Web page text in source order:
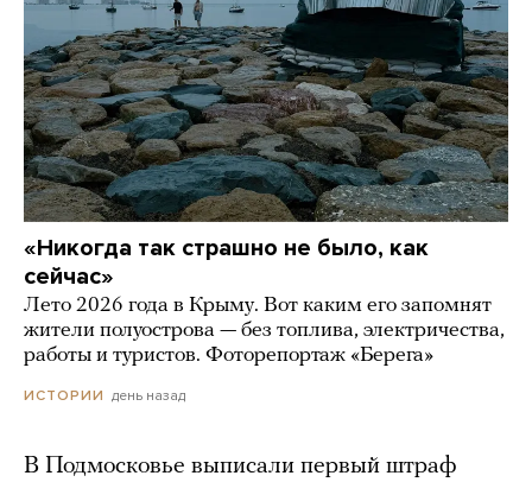
«Никогда так страшно не было, как
сейчас»
Лето 2026 года в Крыму. Вот каким его запомнят
жители полуострова — без топлива, электричества,
работы и туристов. Фоторепортаж «Берега»
ИСТОРИИ день назад
В Подмосковье выписали первый штраф